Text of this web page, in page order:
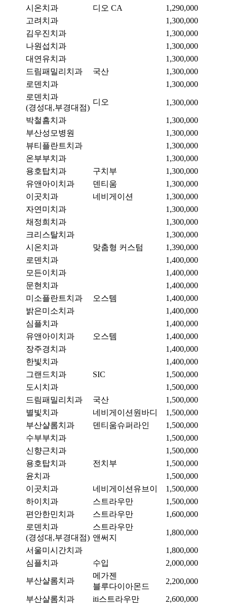
시온치과
디오 CA
1,290,000
고려치과
1,300,000
김우진치과
1,300,000
나원섭치과
1,300,000
대연유치과
1,300,000
드림패밀리치과
국산
1,300,000
로덴치과
1,300,000
로덴치과
(경성대,부경대점)
디오 1,300,000
박철흠치과
1,300,000
부산성모병원
1,300,000
뷰티플란트치과
1,300,000
온부부치과
1,300,000
용호탑치과
구치부
1,300,000
유앤아이치과
덴티움
1,300,000
이곳치과
네비게이션
1,300,000
자연미치과
1,300,000
채정희치과
1,300,000
크리스탈치과
1,300,000
시온치과
맞춤형 커스텀
1,390,000
로덴치과
1,400,000
모든이치과
1,400,000
문현치과
1,400,000
미소플란트치과
오스템
1,400,000
밝은미소치과
1,400,000
심플치과
1,400,000
유앤아이치과
오스템
1,400,000
장주경치과
1,400,000
한빛치과
1,400,000
그랜드치과
SIC
1,500,000
도시치과
1,500,000
드림패밀리치과
국산
1,500,000
별빛치과
네비게이션원바디
1,500,000
부산샬롬치과
덴티움슈퍼라인
1,500,000
수부부치과
1,500,000
신향근치과
1,500,000
용호탑치과
전치부
1,500,000
윤치과
1,500,000
이곳치과
네비게이션유브이
1,500,000
하이치과
스트라우만
1,500,000
편안한민치과
스트라우만
1,600,000
로덴치과
(경성대,부경대점)
스트라우만
앤써지
1,800,000
서울미시간치과
1,800,000
심플치과
수입 2,000,000
부산샬롬치과
메가젠
블루다이아몬드
2,200,000
부산샬롬치과 iti스트라우만 2,600,000